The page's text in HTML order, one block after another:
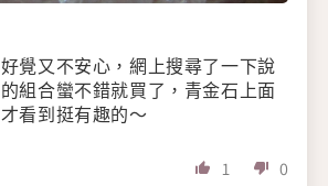
覺又不安心，網上搜尋了一下說
組合蠻不錯就買了，青金石上面
看到挺有趣的〜
1
0